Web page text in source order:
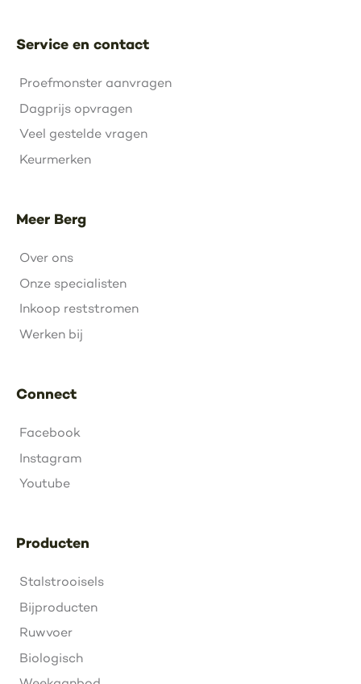
Service en contact
Proefmonster aanvragen
Dagprijs opvragen
Veel gestelde vragen
Keurmerken
Meer Berg
Over ons
Onze specialisten
Inkoop reststromen
Werken bij
Connect
Facebook
Instagram
Youtube
Producten
Stalstrooisels
Bijproducten
Ruwvoer
Biologisch